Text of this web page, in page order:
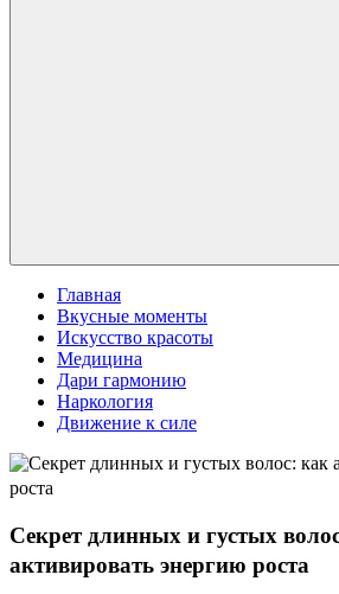
Главная
Вкусные моменты
Искусство красоты
Медицина
Дари гармонию
Наркология
Движение к силе
Секрет длинных и густых
активировать энергию роста